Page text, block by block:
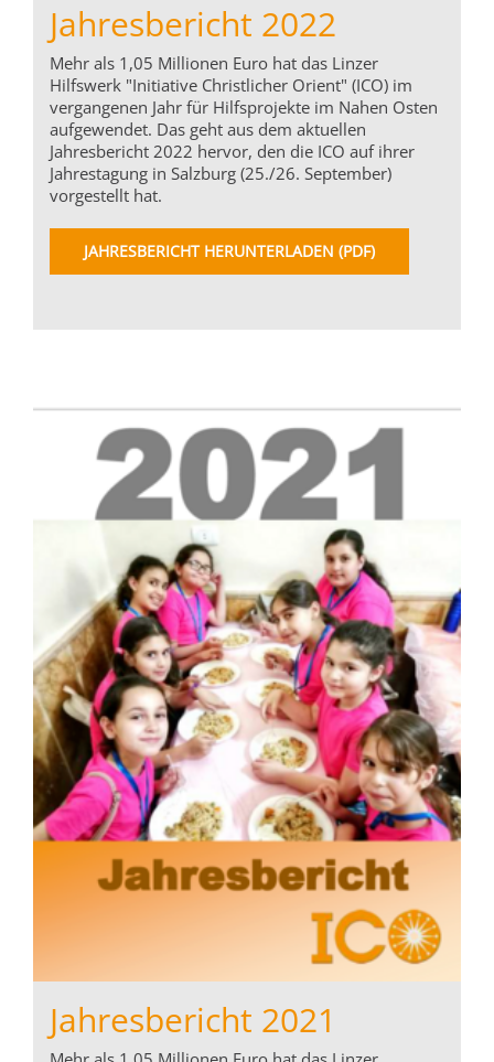
Jahresbericht 2022
Mehr als 1,05 Millionen Euro hat das Linzer
Hilfswerk "Initiative Christlicher Orient" (ICO) im
vergangenen Jahr für Hilfsprojekte im Nahen Osten
aufgewendet. Das geht aus dem aktuellen
Jahresbericht 2022 hervor, den die ICO auf ihrer
Jahrestagung in Salzburg (25./26. September)
vorgestellt hat.
JAHRESBERICHT HERUNTERLADEN (PDF)
Jahresbericht 2021